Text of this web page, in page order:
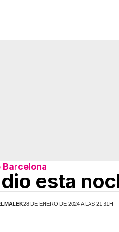
Barcelona
esta
28 DE ENERO DE 2024 A LAS 21:31H